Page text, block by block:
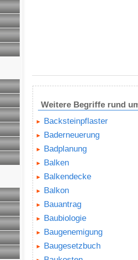
Weitere Begriffe rund
Backsteinpflaster
Baderneuerung
Badplanung
Balken
Balkendecke
Balkon
Bauantrag
Baubiologie
Baugenemigung
Baugesetzbuch